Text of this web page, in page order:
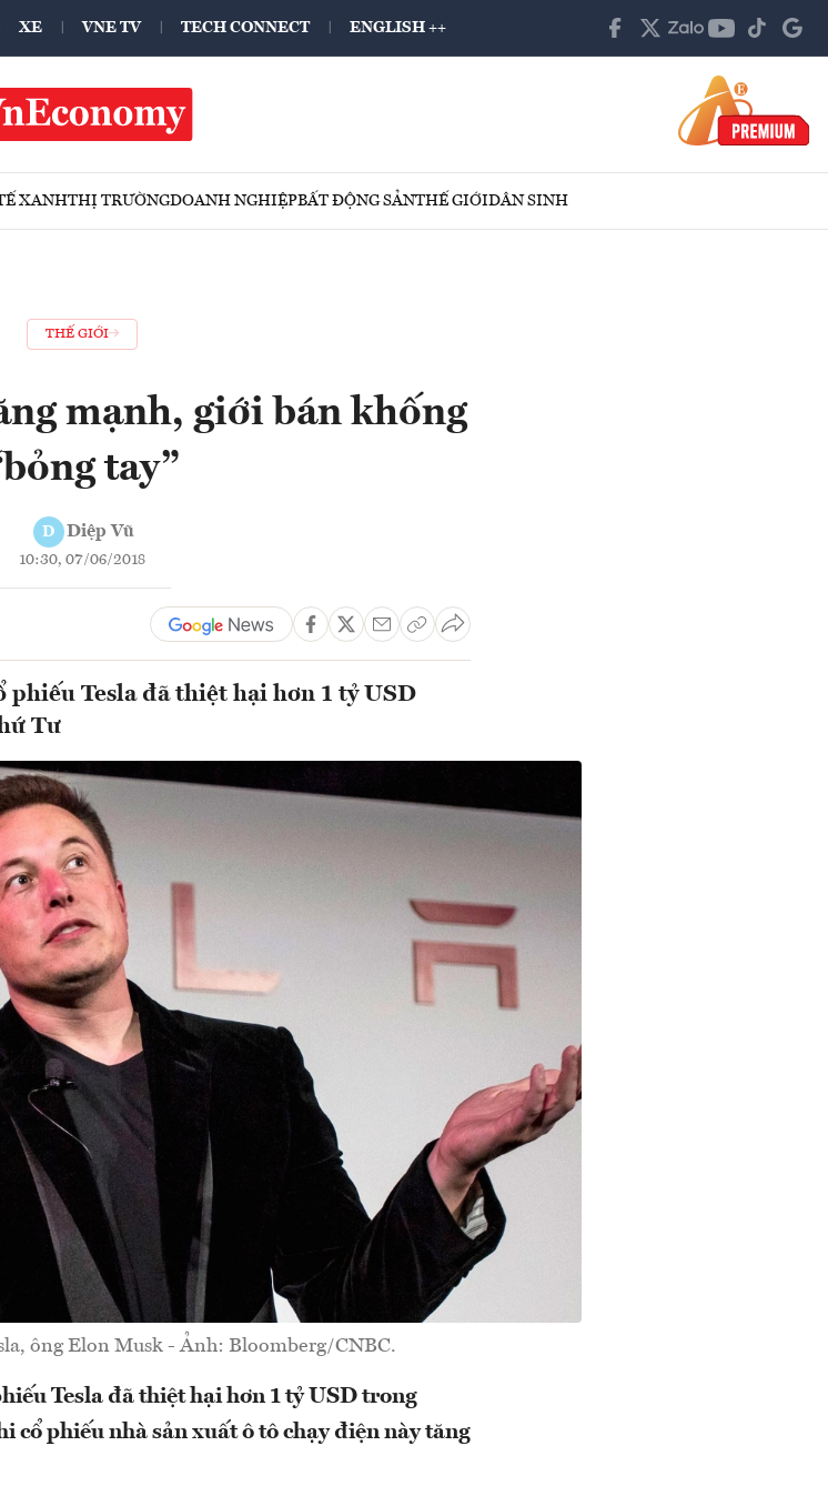
XE VNE TV TECH CONNECT ENGLISH ++
XANHTHỊ TRƯỜNGDOANH NGHIỆPBẤT ĐỘNG SẢNTHẾ GIỚIDÂN SINH
THẾ GIỚI
mạnh, giới bán khống
tay”
D Diệp Vũ
10:30, 07/06/2018
phiếu Tesla đã thiệt hại hơn 1 tỷ USD
Tư
ông Elon Musk - Ảnh: Bloomberg/CNBC.
Tesla đã thiệt hại hơn 1 tỷ USD trong
cổ phiếu nhà sản xuất ô tô chạy điện này tăng